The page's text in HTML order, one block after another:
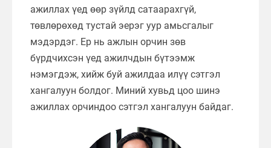
ажиллах үед өөр зүйлд сатаарахгүй,
төвлөрөхөд тустай эерэг уур амьсгалыг
мэдэрдэг. Ер нь ажлын орчин зөв
бүрдчихсэн үед ажилчдын бүтээмж
нэмэгдэж, хийж буй ажилдаа илүү сэтгэл
хангалуун болдог. Миний хувьд цоо шинэ
ажиллах орчиндоо сэтгэл хангалуун байдаг.